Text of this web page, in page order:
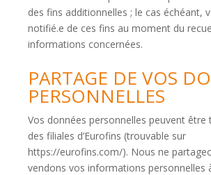
des fins additionnelles ; le cas échéant,
notifié.e de ces fins au moment du
informations concernées.
PARTAGE DE VOS
PERSONNELLES
Vos données personnelles peuvent être
des filiales d’Eurofins (trouvable sur
https://eurofins.com/). Nous ne
vendons vos informations personnelles